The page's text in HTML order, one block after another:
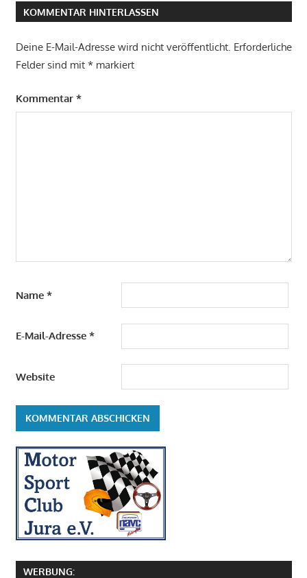
KOMMENTAR HINTERLASSEN
Deine E-Mail-Adresse wird nicht veröffentlicht. Erforderliche
Felder sind mit *markiert
Kommentar *
Name *
E-Mail-Adresse *
Website
WERBUNG: